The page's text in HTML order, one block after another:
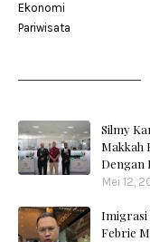
Ekonomi
Pariwisata
Silmy
Makkah
Dengan
Mei 12,
Imigrasi
Febrie